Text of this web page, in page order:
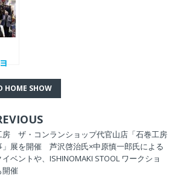
HOME SHOW
房 ザ・コンランショップ代官山店「石巻工房
」展を開催 芦沢啓治氏×中原慎一郎氏による
イベントや、ISHINOMAKI STOOL ワークショ
開催